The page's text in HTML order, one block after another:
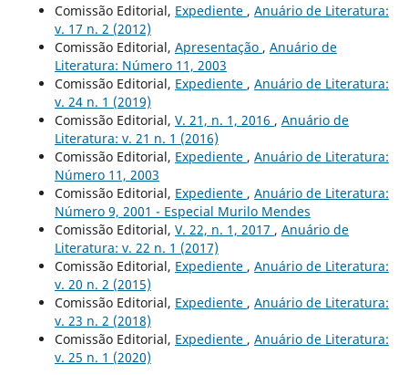
Comissão Editorial, Expediente , Anuário de Literatura:
v. 17 n. 2 (2012)
Comissão Editorial, Apresentação , Anuário de
Literatura: Número 11, 2003
Comissão Editorial, Expediente , Anuário de Literatura:
v. 24 n. 1 (2019)
Comissão Editorial, V. 21, n. 1, 2016 , Anuário de
Literatura: v. 21 n. 1 (2016)
Comissão Editorial, Expediente , Anuário de Literatura:
Número 11, 2003
Comissão Editorial, Expediente , Anuário de Literatura:
Número 9, 2001 - Especial Murilo Mendes
Comissão Editorial, V. 22, n. 1, 2017 , Anuário de
Literatura: v. 22 n. 1 (2017)
Comissão Editorial, Expediente , Anuário de Literatura:
v. 20 n. 2 (2015)
Comissão Editorial, Expediente , Anuário de Literatura:
v. 23 n. 2 (2018)
Comissão Editorial, Expediente , Anuário de Literatura:
v. 25 n. 1 (2020)